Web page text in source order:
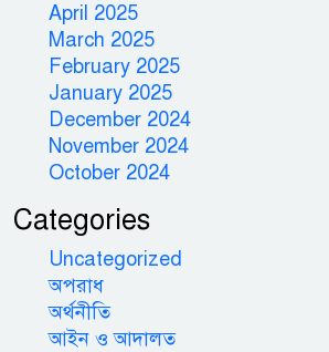
April 2025
March 2025
February 2025
January 2025
December 2024
November 2024
October 2024
Categories
Uncategorized
অপরাধ
অর্থনীতি
আইন ও আদালত